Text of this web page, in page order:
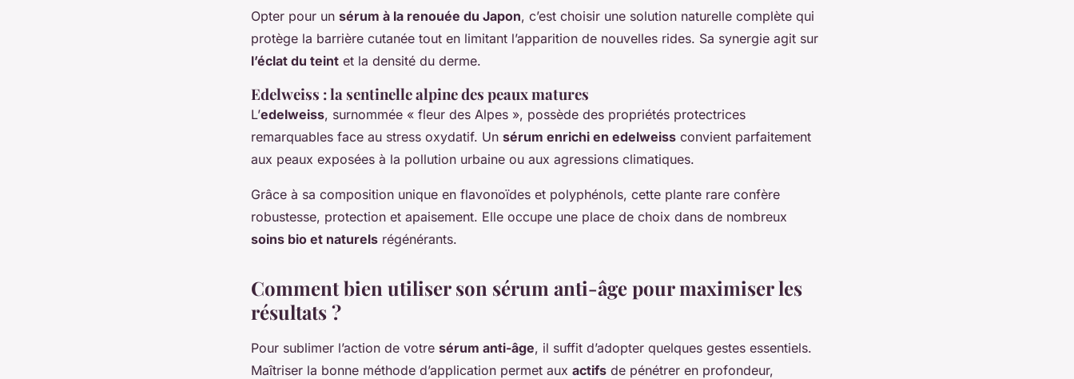
Opter pour un sérum à la renouée du Japon, c’est choisir une solution naturelle complète qui
protège la barrière cutanée tout en limitant l’apparition de nouvelles rides. Sa synergie agit sur
l’éclat du teint et la densité du derme.
Edelweiss : la sentinelle alpine des peaux matures
L’edelweiss, surnommée « fleur des Alpes », possède des propriétés protectrices
remarquables face au stress oxydatif. Un sérum enrichi en edelweiss convient parfaitement
aux peaux exposées à la pollution urbaine ou aux agressions climatiques.
Grâce à sa composition unique en flavonoïdes et polyphénols, cette plante rare confère
robustesse, protection et apaisement. Elle occupe une place de choix dans de nombreux
soins bio et naturels régénérants.
Comment bien utiliser son sérum anti-âge pour maximiser les
résultats ?
Pour sublimer l’action de votre sérum anti-âge, il suffit d’adopter quelques gestes essentiels.
Maîtriser la bonne méthode d’application permet aux actifs de pénétrer en profondeur,